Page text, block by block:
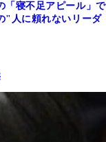
寝不足アピール」で
"人に頼れないリーダ